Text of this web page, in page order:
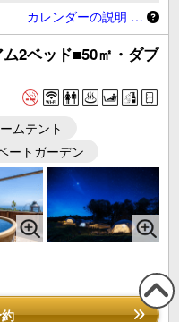
カレンダーの説明 …
2ベッド■50㎡・ダブ
ームテント
ートガーデン
この